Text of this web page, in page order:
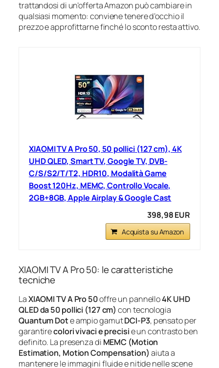
trattandosi di un’offerta Amazon può cambiare in
qualsiasi momento: conviene tenere d’occhio il
prezzo e approfittarne finché lo sconto resta attivo.
XIAOMI TV A Pro 50, 50 pollici (127 cm), 4K
UHD QLED, Smart TV, Google TV, DVB-
C/S/S2/T/T2, HDR10, Modalità Game
Boost 120Hz, MEMC, Controllo Vocale,
2GB+8GB, Apple Airplay & Google Cast
398,98 EUR
Acquista su Amazon
XIAOMI TV A Pro 50: le caratteristiche
tecniche
LaXIAOMI TV A Pro 50offre un pannello4K UHD
QLED da 50 pollici (127 cm) con tecnologia
Quantum Dote ampio gamutDCI-P3, pensato per
garantirecolori vivaci e precisie un contrasto ben
definito. La presenza di MEMC (Motion
Estimation, Motion Compensation) aiuta a
mantenere le immagini fluide e nitide nelle scene